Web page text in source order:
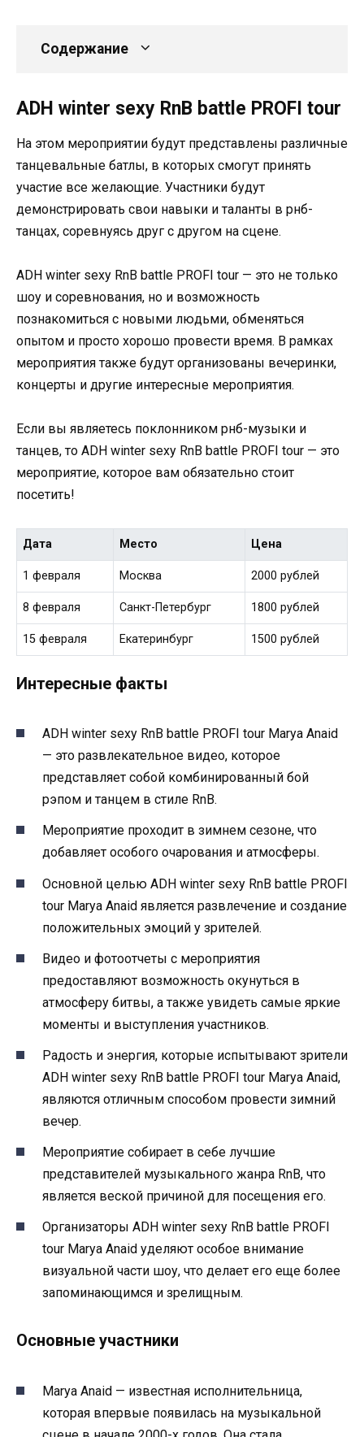
Содержание
ADH winter sexy RnB battle PROFI tour
На этом мероприятии будут представлены различные
танцевальные батлы, в которых смогут принять
участие все желающие. Участники будут
демонстрировать свои навыки и таланты в рнб-
танцах, соревнуясь друг с другом на сцене.
ADH winter sexy RnB battle PROFI tour — это не только
шоу и соревнования, но и возможность
познакомиться с новыми людьми, обменяться
опытом и просто хорошо провести время. В рамках
мероприятия также будут организованы вечеринки,
концерты и другие интересные мероприятия.
Если вы являетесь поклонником рнб-музыки и
танцев, то ADH winter sexy RnB battle PROFI tour — это
мероприятие, которое вам обязательно стоит
посетить!
Дата Место Цена
1 февраля Москва 2000 рублей
8 февраля Санкт-Петербург 1800 рублей
15 февраля Екатеринбург 1500 рублей
Интересные факты
ADH winter sexy RnB battle PROFI tour Marya Anaid
— это развлекательное видео, которое
представляет собой комбинированный бой
рэпом и танцем в стиле RnB.
Мероприятие проходит в зимнем сезоне, что
добавляет особого очарования и атмосферы.
Основной целью ADH winter sexy RnB battle PROFI
tour Marya Anaid является развлечение и создание
положительных эмоций у зрителей.
Видео и фотоотчеты с мероприятия
предоставляют возможность окунуться в
атмосферу битвы, а также увидеть самые яркие
моменты и выступления участников.
Радость и энергия, которые испытывают зрители
ADH winter sexy RnB battle PROFI tour Marya Anaid,
являются отличным способом провести зимний
вечер.
Мероприятие собирает в себе лучшие
представителей музыкального жанра RnB, что
является веской причиной для посещения его.
Организаторы ADH winter sexy RnB battle PROFI
tour Marya Anaid уделяют особое внимание
визуальной части шоу, что делает его еще более
запоминающимся и зрелищным.
Основные участники
Marya Anaid — известная исполнительница,
которая впервые появилась на музыкальной